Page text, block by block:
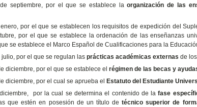
de septiembre, por el que se establece laorganización de las
enero, por el que se establecen los requisitos de expedición del
por el que se establece la ordenación de las enseñanzas
se establece el Marco Español de Cualificaciones para la
julio, por el que se regulan las prácticas académicas externas de
diciembre, por el que se establece el régimen de las becas y
diciembre, por el cual se aprueba el Estatuto del Estudiante
diciembre, por la cual se determina el contenido de lafase
que estén en posesión de un título detécnico superior de